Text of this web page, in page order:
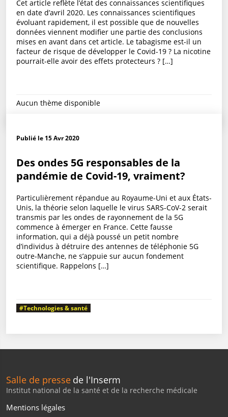
Cet article reflète l’état des connaissances scientifiques
en date d’avril 2020. Les connaissances scientifiques
évoluant rapidement, il est possible que de nouvelles
données viennent modifier une partie des conclusions
mises en avant dans cet article. Le tabagisme est-il un
facteur de risque de développer le Covid-19 ? La nicotine
pourrait-elle avoir des effets protecteurs ? […]
Aucun thème disponible
Publié le 15 Avr 2020
Des ondes 5G responsables de la
pandémie de Covid-19, vraiment?
Particulièrement répandue au Royaume-Uni et aux États-
Unis, la théorie selon laquelle le virus SARS-CoV-2 serait
transmis par les ondes de rayonnement de la 5G
commence à émerger en France. Cette fausse
information, qui a déjà poussé un petit nombre
d’individus à détruire des antennes de téléphonie 5G
outre-Manche, ne s’appuie sur aucun fondement
scientifique. Rappelons […]
#Technologies & santé
Salle de presse de l'Inserm
Institut national de la santé et de la recherche médicale
Mentions légales